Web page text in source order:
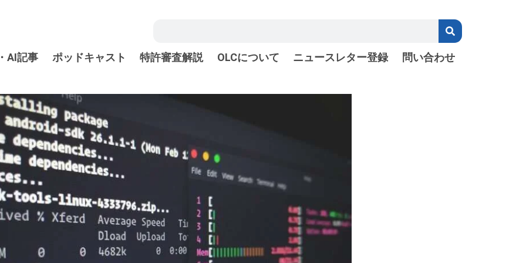
AI記事 ポッドキャスト 特許審査解説 OLCについて ニュースレター登録 問い合わせ